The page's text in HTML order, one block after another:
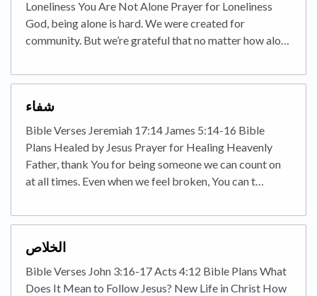
Loneliness You Are Not Alone Prayer for Loneliness
God, being alone is hard. We were created for
community. But we’re grateful that no matter how alo…
شفاء
Bible Verses Jeremiah 17:14 James 5:14-16 Bible
Plans Healed by Jesus Prayer for Healing Heavenly
Father, thank You for being someone we can count on
at all times. Even when we feel broken, You can t…
الخلاص
Bible Verses John 3:16-17 Acts 4:12 Bible Plans What
Does It Mean to Follow Jesus? New Life in Christ How